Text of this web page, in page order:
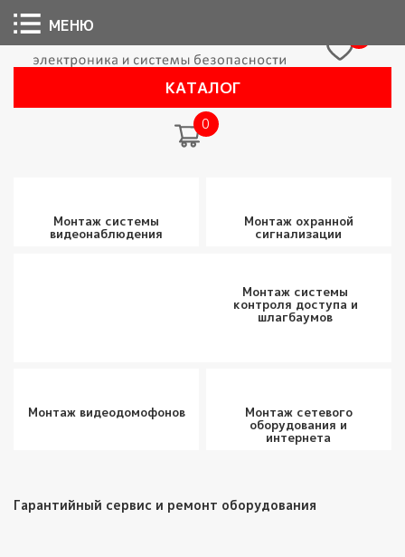
КАТАЛОГ
0
Монтаж системы
видеонаблюдения
Монтаж системы
контроля доступа и
шлагбаумов
Монтаж охранной
сигнализации
Монтаж видеодомофонов Монтаж сетевого
оборудования и
интернета
Гарантийный сервис и ремонт оборудования
МЕНЮ